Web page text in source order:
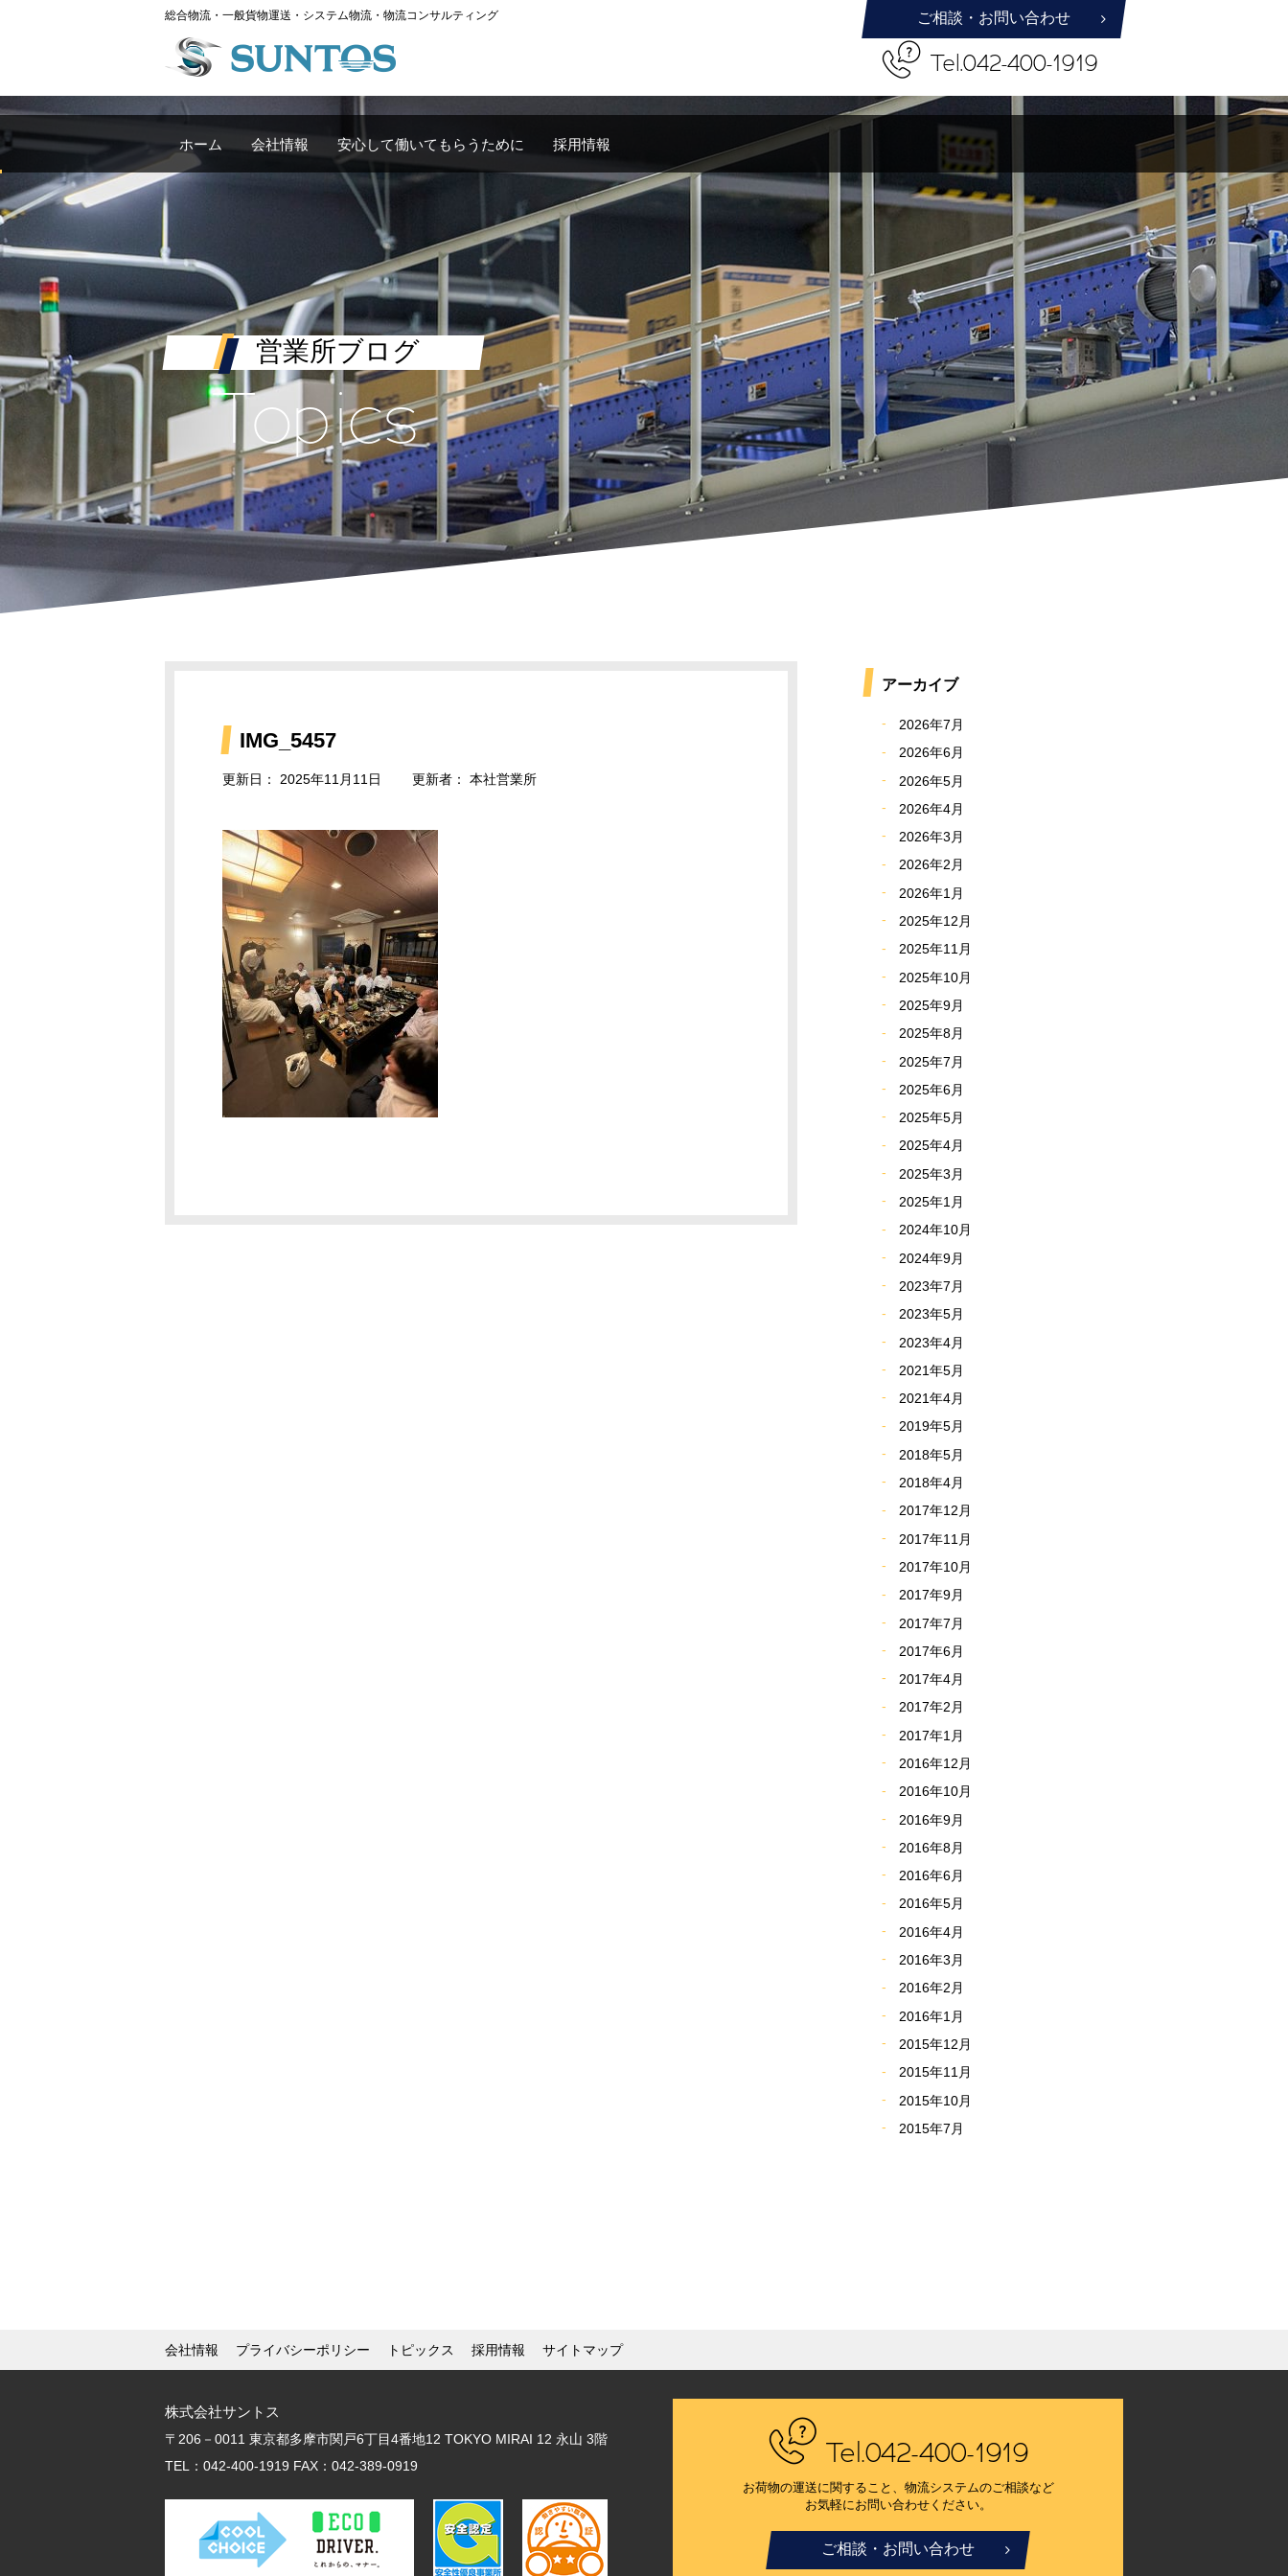
総合物流・一般貨物運送・システム物流・物流コンサルティング ご相談・お問い合わせ
Tel.042-400-1919
ホーム 会社情報 安心して働いてもらうために 採用情報
営業所ブログ
Topics
IMG_5457
更新日： 2025年11月11日 更新者： 本社営業所
アーカイブ
2026年7月
2026年6月
2026年5月
2026年4月
2026年3月
2026年2月
2026年1月
2025年12月
2025年11月
2025年10月
2025年9月
2025年8月
2025年7月
2025年6月
2025年5月
2025年4月
2025年3月
2025年1月
2024年10月
2024年9月
2023年7月
2023年5月
2023年4月
2021年5月
2021年4月
2019年5月
2018年5月
2018年4月
2017年12月
2017年11月
2017年10月
2017年9月
2017年7月
2017年6月
2017年4月
2017年2月
2017年1月
2016年12月
2016年10月
2016年9月
2016年8月
2016年6月
2016年5月
2016年4月
2016年3月
2016年2月
2016年1月
2015年12月
2015年11月
2015年10月
2015年7月
会社情報 プライバシーポリシー トピックス 採用情報 サイトマップ
株式会社サントス
〒206－0011 東京都多摩市関戸6丁目4番地12 TOKYO MIRAI 12 永山 3階
TEL：042-400-1919 FAX：042-389-0919
Tel.042-400-1919
お荷物の運送に関すること、物流システムのご相談など
お気軽にお問い合わせください。
ご相談・お問い合わせ